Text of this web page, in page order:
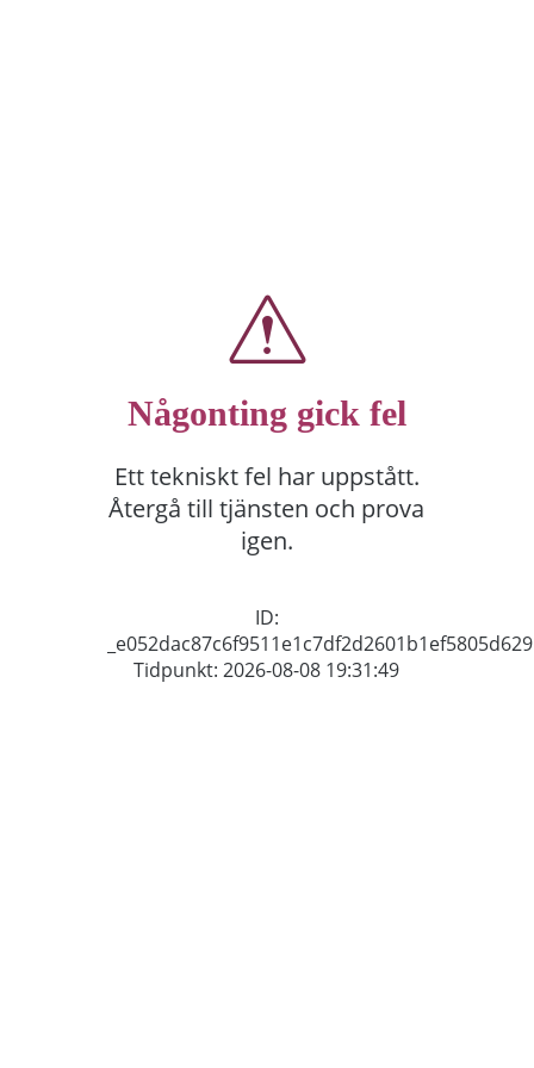
Någonting gick fel
Ett tekniskt fel har uppstått.
Återgå till tjänsten och prova
igen.
ID:
_e052dac87c6f9511e1c7df2d2601b1ef5805d629
Tidpunkt: 2026-08-08 19:31:49